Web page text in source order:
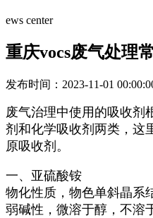
ews center
重庆vocs废气处理
发布时间：2023-11-01
废气治理中使用的吸收剂
剂和化学吸收剂两类，这
原吸收剂。
一、亚硫酸铵
物化性质，物色单斜晶系
弱碱性，微溶于醇，不溶